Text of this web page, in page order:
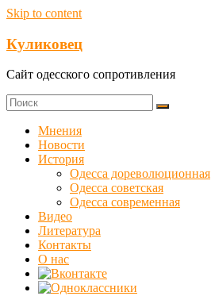
Skip to content
Куликовец
Сайт одесского сопротивления
Мнения
Новости
История
Одесса дореволюционная
Одесса советская
Одесса современная
Видео
Литература
Контакты
О нас